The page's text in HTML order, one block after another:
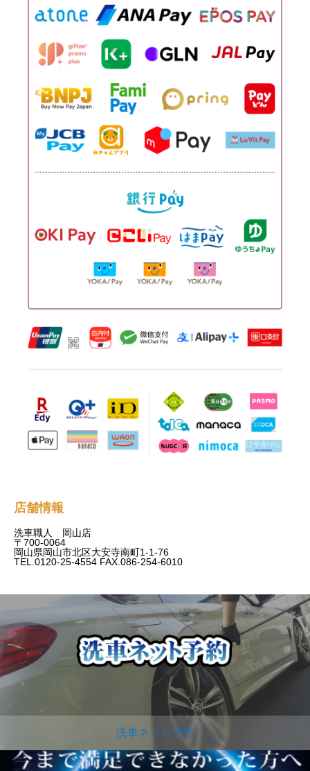
店舗情報
洗車職人 岡山店
〒700-0064
岡山県岡山市北区大安寺南町1-1-76
TEL.0120-25-4554 FAX.086-254-6010
洗車ネット予約